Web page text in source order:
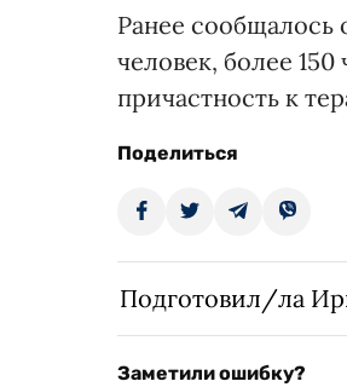
Ранее сообщалось
человек, более
причастность к
Поделиться
Подготовил/ла
Заметили ошибку?